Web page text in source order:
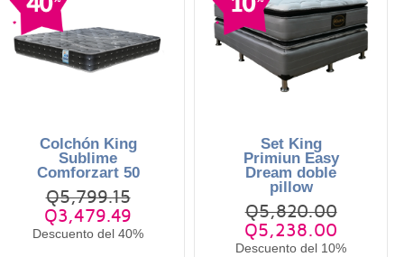
Colchón King
Sublime
Comforzart 50
Q5,799.15
Q3,479.49
Descuento del 40%
Set King
Primiun Easy
Dream doble
pillow
Q5,820.00
Q5,238.00
Descuento del 10%